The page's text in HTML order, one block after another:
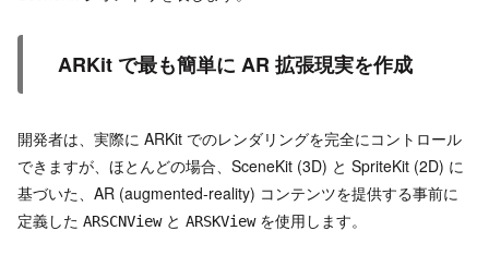
ARKit で最も簡単に AR 拡張現実を作成
開発者は、実際に ARKit でのレンダリングを完全にコントロール
できますが、ほとんどの場合、SceneKit (3D) と SpriteKit (2D) に
基づいた、AR (augmented-reality) コンテンツを提供する事前に
定義した ARSCNViewと ARSKViewを使用します。